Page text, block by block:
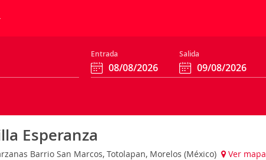
Entrada Salida
Esperanza
Barrio San Marcos, Totolapan, Morelos (México) Ver mapa